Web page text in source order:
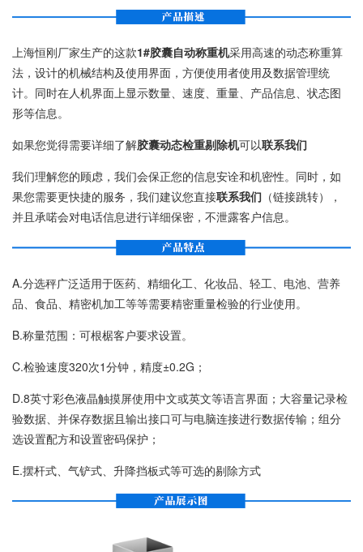
上海恒刚厂家生产的这款1#胶囊自动称重机采用高速的动态称重算
法，设计的机械结构及使用界面，方便使用者使用及数据管理统
计。同时在人机界面上显示数量、速度、重量、产品信息、状态图
形等信息。
如果您觉得需要详细了解胶囊动态检重剔除机可以联系我们
我们理解您的顾虑，我们会保正您的信息安诠和机密性。同时，如
果您需要更快捷的服务，我们建议您直接联系我们 （链接跳转），
并且承喏会对电话信息进行详细保密，不泄露客户信息。
A.分选秤广泛适用于医药、精细化工、化妆品、轻工、电池、营养
品、食品、精密机加工等等需要精密重量检验的行业使用。
B.称量范围：可根椐客户要求设置。
C.检验速度320次1分钟，精度±0.2G；
D.8英寸彩色液晶触摸屏使用中文或英文等语言界面；大容量记录检
验数据、并保存数据且输出接口可与电脑连接进行数据传输；组分
选设置配方和设置密码保护；
E.摆杆式、气铲式、升降挡板式等可选的剔除方式